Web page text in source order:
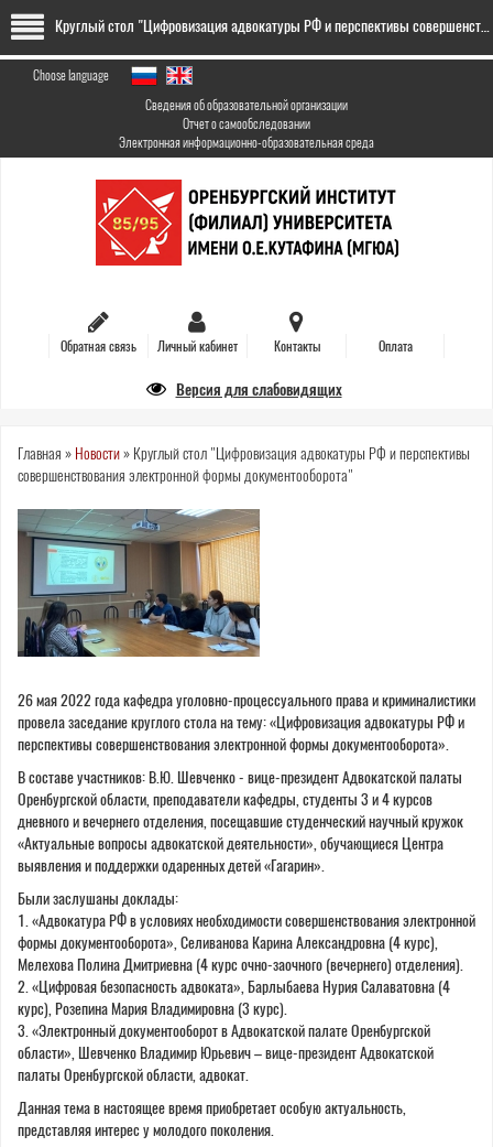
Skip
main
content
Круглый стол "Цифровизация адвокатуры РФ и перспективы совершенствования электронной формы документооборота"
Choose language
Сведения об образовательной организации
Отчет о самообследовании
Электронная информационно-образовательная среда
Обратная связь Личный кабинет Контакты Оплата
Версия для слабовидящих
You
are
here
Главная » Новости» Круглый стол "Цифровизация адвокатуры РФ и перспективы
совершенствования электронной формы документооборота"
26 мая 2022 года кафедра уголовно-процессуального права и криминалистики
провела заседание круглого стола на тему: «Цифровизация адвокатуры РФ и
перспективы совершенствования электронной формы документооборота».
В составе участников: В.Ю. Шевченко - вице-президент Адвокатской палаты
Оренбургской области, преподаватели кафедры, студенты 3 и 4 курсов
дневного и вечернего отделения, посещавшие студенческий научный кружок
«Актуальные вопросы адвокатской деятельности», обучающиеся Центра
выявления и поддержки одаренных детей «Гагарин».
Были заслушаны доклады:
1. «Адвокатура РФ в условиях необходимости совершенствования электронной
формы документооборота», Селиванова Карина Александровна (4 курс),
Мелехова Полина Дмитриевна (4 курс очно-заочного (вечернего) отделения).
2. «Цифровая безопасность адвоката», Барлыбаева Нурия Салаватовна (4
курс), Розепина Мария Владимировна (3 курс).
3. «Электронный документооборот в Адвокатской палате Оренбургской
области», Шевченко Владимир Юрьевич – вице-президент Адвокатской
палаты Оренбургской области, адвокат.
Данная тема в настоящее время приобретает особую актуальность,
представляя интерес у молодого поколения.